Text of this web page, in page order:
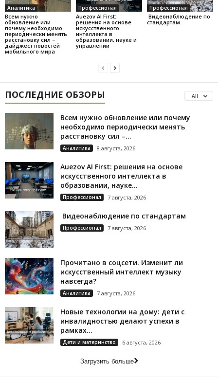
Аналитика
Всем нужно
обновление или
почему необходимо
периодически менять
расстановку сил –
дайджест новостей
мобильного мира
Профессионал
Auezov AI First:
решения на основе
искусственного
интеллекта в
образовании, науке и
управлении
Профессионал
Видеонаблюдение по
стандартам
ПОСЛЕДНИЕ ОБЗОРЫ All
Всем нужно обновление или почему
необходимо периодически менять
расстановку сил –...
Аналитика 8 августа, 2026
Auezov AI First: решения на основе
искусственного интеллекта в
образовании, науке...
Профессионал 7 августа, 2026
Видеонаблюдение по стандартам
Профессионал 7 августа, 2026
Прочитано в соцсети. Изменит ли
искусственный интеллект музыку
навсегда?
Аналитика 7 августа, 2026
Новые технологии на дому: дети с
инвалидностью делают успехи в
рамках...
Дети и материнство 6 августа, 2026
Загрузить больше